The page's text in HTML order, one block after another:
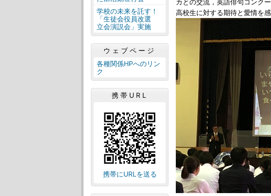
カとの交流，英語俳句コンク
高校生に対する期待と愛情を感
学校の未来を託す！
「生徒会役員改選
立会演説会」実施
ウェブページ
各種関係HPへのリン
ク
携帯URL
携帯にURLを送る